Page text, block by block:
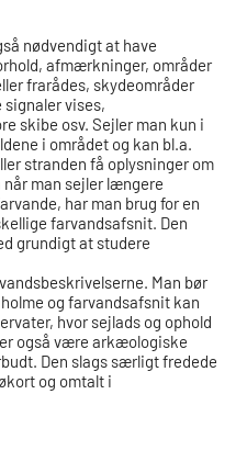
nødvendigt at have
afmærkninger, områder
frarådes, skydeområder
vises,
skibe osv. Sejler man kun i
i området og kan bl.a.
stranden få oplysninger om
man sejler længere
har man brug for en
farvandsafsnit. Den
grundigt at studere
Man bør
og farvandsafsnit kan
hvor sejlads og ophold
også være arkæologiske
Den slags særligt fredede
og omtalt i